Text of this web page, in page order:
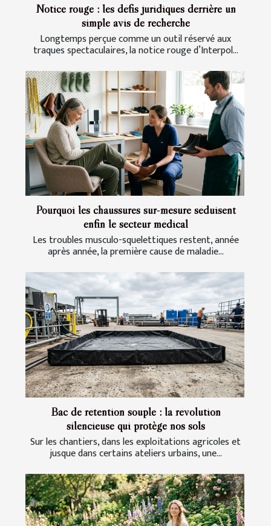
Notice rouge : les défis juridiques derrière un
simple avis de recherche
Longtemps perçue comme un outil réservé aux
traques spectaculaires, la notice rouge d’Interpol...
Pourquoi les chaussures sur-mesure séduisent
enfin le secteur médical
Les troubles musculo-squelettiques restent, année
après année, la première cause de maladie...
Bac de rétention souple : la révolution
silencieuse qui protège nos sols
Sur les chantiers, dans les exploitations agricoles et
jusque dans certains ateliers urbains, une...